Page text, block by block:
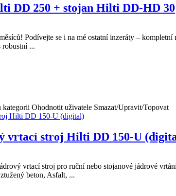
DD 250 + stojan Hilti DD-HD 30
Podívejte se i na mé ostatní inzeráty –
robustní ...
kategorii Ohodnotit uživatele Smazat/Upravit/Topovat
vrtací stroj Hilti DD 150-U
vrtací stroj pro ruční nebo stojanové jádrové
beton, Asfalt, ...